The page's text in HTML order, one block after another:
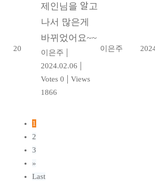
20
제인님을 알고
나서 많은게
바뀌었어요~~
이은주
2024.02.06
Votes 0
Views
1866
이은주
1
2
3
»
Last